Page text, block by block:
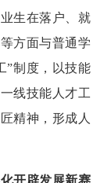
生在落户、就
方面与普通学
”制度，以技能
线技能人才工
精神，形成人
开辟发展新赛